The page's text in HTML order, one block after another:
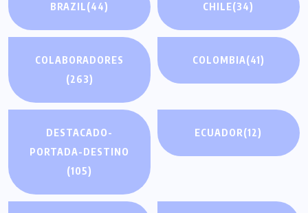
BRAZIL(44) CHILE(34)
COLABORADORES
(263)
COLOMBIA(41)
DESTACADO-
PORTADA-DESTINO
(105)
ECUADOR(12)